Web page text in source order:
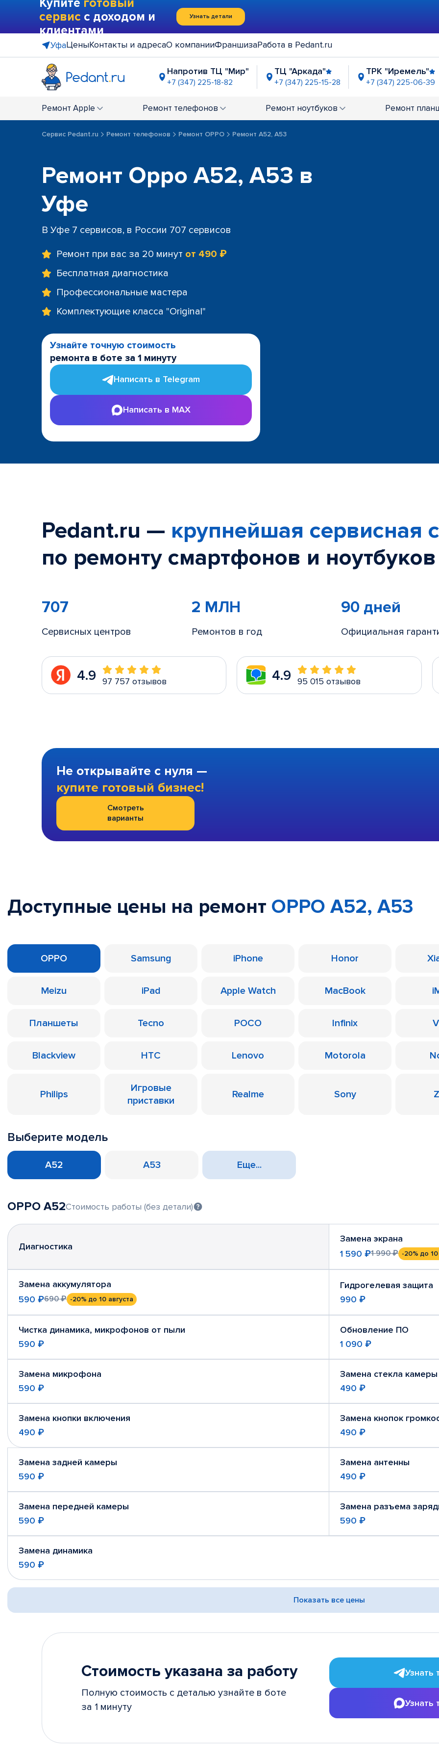
Купите готовый
сервис с доходом и
клиентами
Узнать детали
УфаЦеныКонтакты и адресаО компанииФраншизаРабота в Pedant.ru
Напротив ТЦ "Мир"
+7 (347) 225-18-82
ТЦ "Аркада"
+7 (347) 225-15-28
ТРК "Иремель"
+7 (347) 225-06-39
+7 (347) 225-03-32 +7 (347) 225-01-95 +7 (347)
Ремонт Apple Ремонт телефонов Ремонт ноутбуков Ремонт
Сервис Pedant.ru Ремонт телефонов Ремонт OPPO Ремонт A52, A53
Ремонт Oppo A52, A53 в
Уфе
В Уфе 7 сервисов, в России 707 сервисов
Ремонт при вас за 20 минут от 490 ₽
Бесплатная диагностика
Профессиональные мастера
Комплектующие класса "Original"
Узнайте точную стоимость
ремонта в боте за 1 минуту
Написать в Telegram
Написать в MAX
Pedant.ru — крупнейшая сервисная
по ремонту смартфонов и
707
Сервисных центров
2 МЛН
Ремонтов в год
90 дней
Официальная
4.9 97 757 отзывов 4.9 95 015 отзывов
Не открывайте с нуля —
купите готовый бизнес!
Смотреть
варианты
Доступные цены на ремонт OPPO A52, A53
OPPO Samsung iPhone Honor
Meizu iPad Apple Watch MacBook
Планшеты Tecno POCO Infinix
Blackview HTC Lenovo Motorola
Philips
Игровые
приставки
Realme Sony
Выберите модель
A52 A53 Еще...
OPPO A52Стоимость работы (без детали)
Диагностика
Замена экрана
1 590 ₽1 990 ₽ -20% до 10
Замена аккумулятора
590 ₽690 ₽ -20% до 10 августа
Гидрогелевая защита
990 ₽
Чистка динамика, микрофонов от пыли
590 ₽
Обновление ПО
1 090 ₽
Замена микрофона
590 ₽
Замена стекла камеры
490 ₽
Замена кнопки включения
490 ₽
Замена кнопок
490 ₽
Замена задней камеры
590 ₽
Замена антенны
490 ₽
Замена передней камеры
590 ₽
Замена разъема
590 ₽
Замена динамика
590 ₽
Показать все цены
Стоимость указана за работу
Полную стоимость с деталью узнайте в боте
за 1 минуту
Узнать
Узнать